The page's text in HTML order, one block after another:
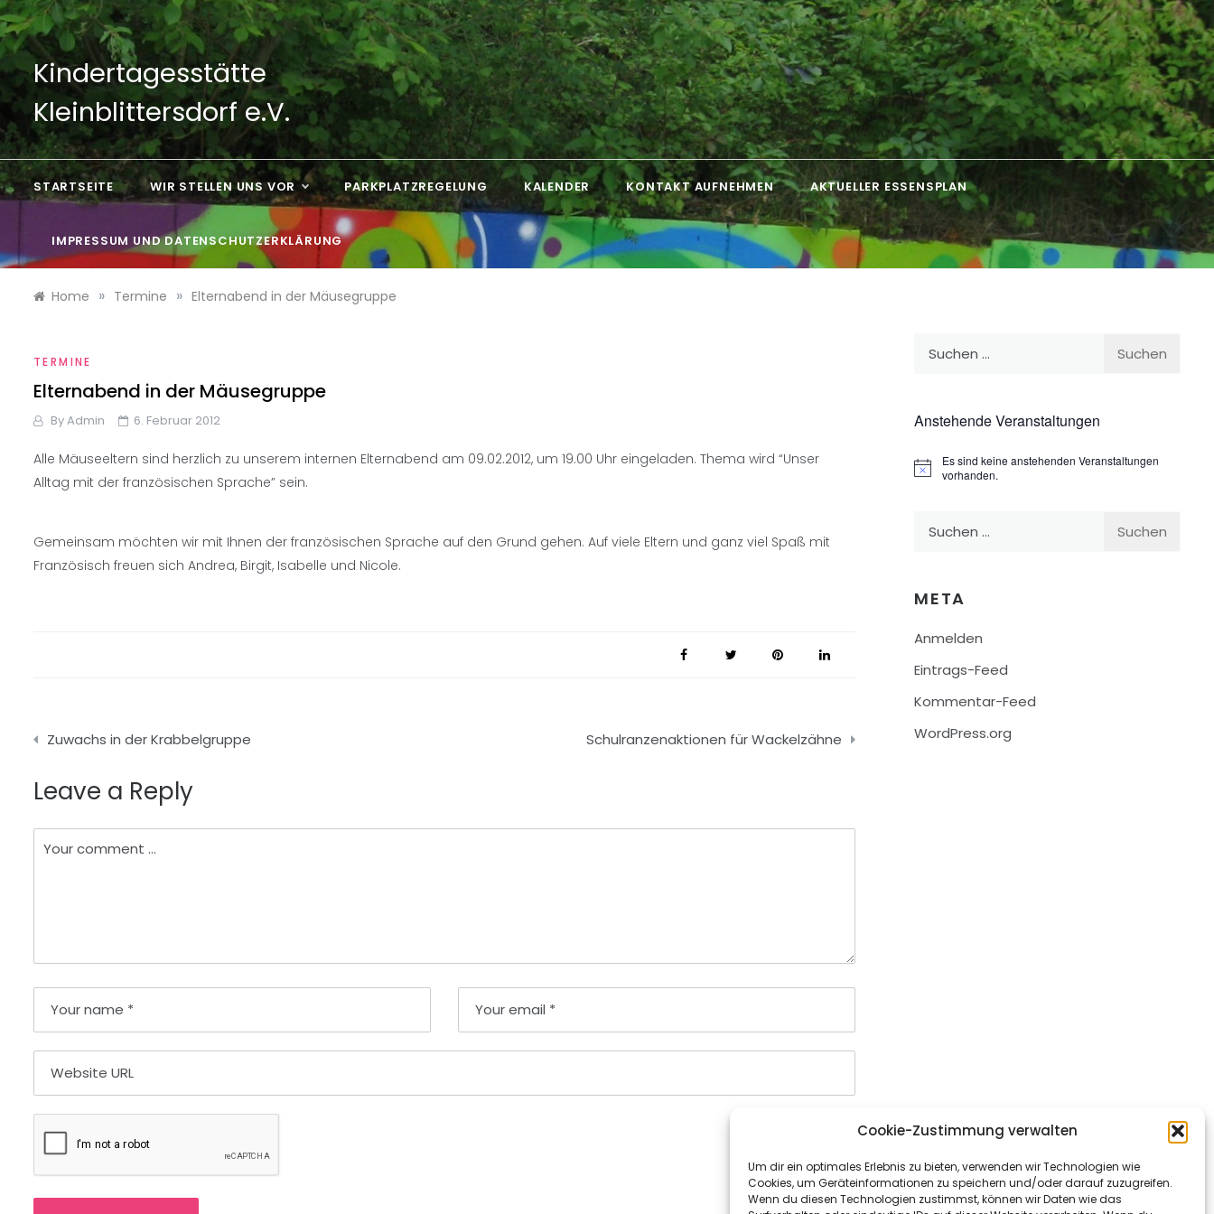
Cookie-Zustimmung verwalten
Um dir ein optimales Erlebnis zu bieten, verwenden wir Technologien wie
Cookies, um Geräteinformationen zu speichern und/oder darauf zuzugreifen.
Wenn du diesen Technologien zustimmst, können wir Daten wie das
Skip
to
content
Kindertagesstätte
Kleinblittersdorf e.V.
STARTSEITE WIR STELLEN UNS VOR PARKPLATZREGELUNG KALENDER KONTAKT AUFNEHMEN AKTUELLER ESSENSPLAN
IMPRESSUM UND DATENSCHUTZERKLÄRUNG
Home » Termine » Elternabend in der Mäusegruppe
TERMINE
Elternabend in der Mäusegruppe
ByAdmin 6. Februar 2012
Alle Mäuseeltern sind herzlich zu unserem internen Elternabend am 09.02.2012, um 19.00 Uhr eingeladen. Thema wird “Unser
Alltag mit der französischen Sprache” sein.
Gemeinsam möchten wir mit Ihnen der französischen Sprache auf den Grund gehen. Auf viele Eltern und ganz viel Spaß mit
Französisch freuen sich Andrea, Birgit, Isabelle und Nicole.
Beitragsnavigation
Zuwachs in der Krabbelgruppe Schulranzenaktionen für Wackelzähne
Leave a Reply
Anstehende Veranstaltungen
Hinweis
Es sind keine anstehenden Veranstaltungen
vorhanden.
META
Anmelden
Eintrags-Feed
Kommentar-Feed
WordPress.org